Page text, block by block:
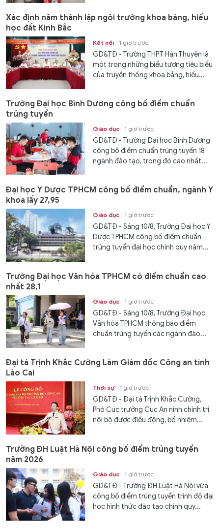
Xác định năm thành lập ngôi trường khoa bảng, hiếu
học đất Kinh Bắc
Kết nối 1 giờ trước
GD&TĐ - Trường THPT Hàn Thuyên là
một trong những biểu tượng tiêu biểu
của truyền thống khoa bảng, hiếu...
Trường Đại học Bình Dương công bố điểm chuẩn
trúng tuyển
Giáo dục 1 giờ trước
GD&TĐ - Trường Đại học Bình Dương
công bố điểm chuẩn trúng tuyển 18
ngành đào tạo, trong đó cao nhất...
Đại học Y Dược TPHCM công bố điểm chuẩn, ngành Y
khoa lấy 27,95
Giáo dục 1 giờ trước
GD&TĐ - Sáng 10/8, Trường Đại học Y
Dược TPHCM công bố điểm chuẩn
trúng tuyển đại học chính quy năm...
Trường Đại học Văn hóa TPHCM có điểm chuẩn cao
nhất 28,1
Giáo dục 1 giờ trước
GD&TĐ - Sáng 10/8, Trường Đại học
Văn hóa TPHCM thông báo điểm
chuẩn trúng tuyển các ngành đào...
Đại tá Trịnh Khắc Cường Làm Giám đốc Công an tỉnh
Lào Cai
Thời sự 1 giờ trước
GD&TĐ - Đại tá Trịnh Khắc Cường,
Phó Cục trưởng Cục An ninh chính trị
nội bộ được điều động, bổ nhiệm...
Trường ĐH Luật Hà Nội công bố điểm trúng tuyển
năm 2026
Giáo dục 1 giờ trước
GD&TĐ - Trường ĐH Luật Hà Nội vừa
công bố điểm trúng tuyển trình độ đại
học hình thức đào tạo chính quy...